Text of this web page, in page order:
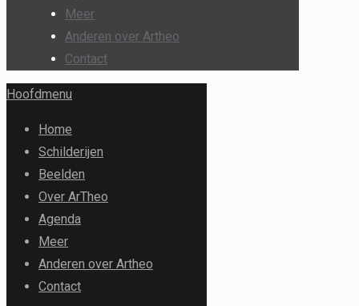
Meer
Anderen over Artheo
Contact
Hoofdmenu
Home
Schilderijen
Beelden
Over ArTheo
Agenda
Meer
Anderen over Artheo
Contact